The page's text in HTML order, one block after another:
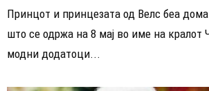
Принцот и принцезата од Велс беа
што се одржа на 8 мај во име на кралот
модни додатоци...